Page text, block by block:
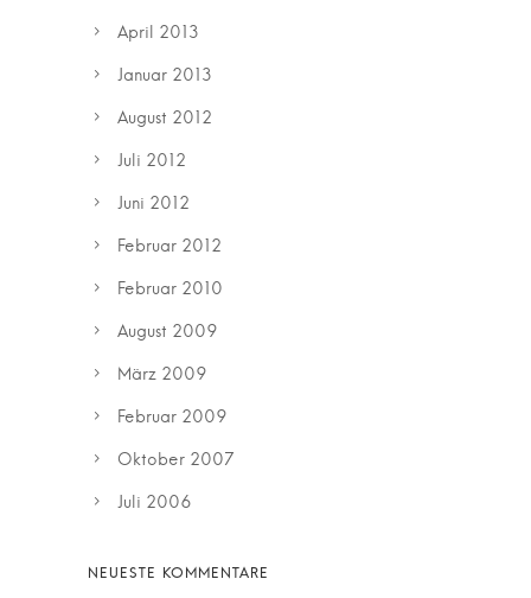
April 2013
Januar 2013
August 2012
Juli 2012
Juni 2012
Februar 2012
Februar 2010
August 2009
März 2009
Februar 2009
Oktober 2007
Juli 2006